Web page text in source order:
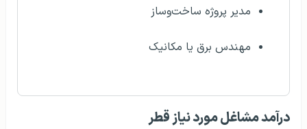
مدیر پروژه ساخت‌وساز
مهندس برق یا مکانیک
درآمد مشاغل مورد نیاز قطر